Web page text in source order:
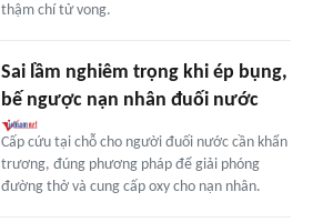
thậm chí tử vong.
Sai lầm nghiêm trọng khi ép bụng,
bế ngược nạn nhân đuối nước
Cấp cứu tại chỗ cho người đuối nước cần khẩn
trương, đúng phương pháp để giải phóng
đường thở và cung cấp oxy cho nạn nhân.